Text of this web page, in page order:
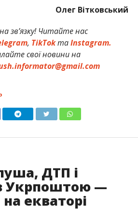
Олег Вітковський
зв’язку! Читайте нас
, TikTokтаInstagram.
свої новини на
ДТП і
Укрпоштою —
екваторі